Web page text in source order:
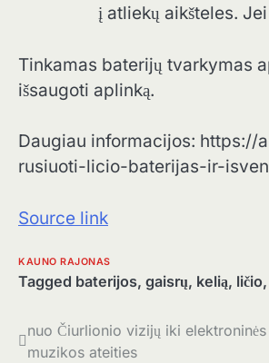
į atliekų aikšteles.
Tinkamas baterijų tvarkymas
išsaugoti aplinką.
Daugiau informacijos:
rusiuoti-licio-baterijas-ir-
Source link
KAUNO RAJONAS
Tagged baterijos, gaisrų, kelią, ličio,
Navigacija
nuo Čiurlionio vizijų iki elektroninės
muzikos ateities